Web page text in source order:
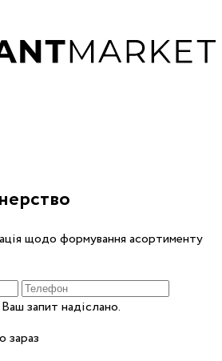
щодо формування асортименту
запит надіслано.
зараз